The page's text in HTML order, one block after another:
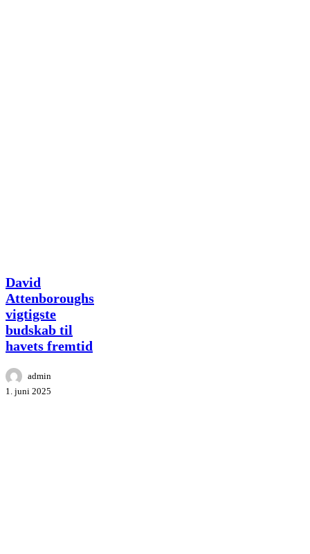
David
Attenboroughs
vigtigste
budskab
til
havets
fremtid
David
Attenboroughs
vigtigste
budskab til
havets fremtid
admin
1. juni 2025